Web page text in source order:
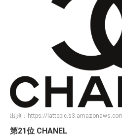
出典： https://
第21位 CHANEL